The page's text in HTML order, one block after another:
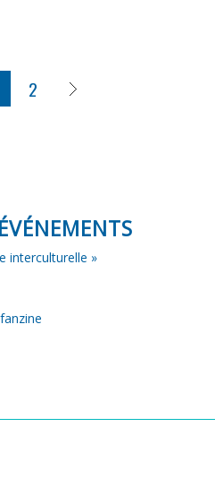
2
interculturelle »